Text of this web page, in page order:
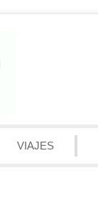
VIAJES